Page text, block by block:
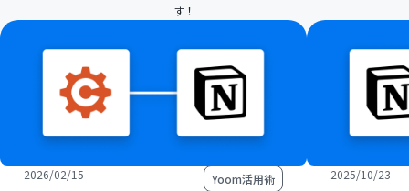
す！
2026/02/15 Yoom活用術 2025/10/23